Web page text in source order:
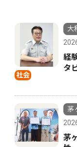
社会
大
経
タ
茅
茅